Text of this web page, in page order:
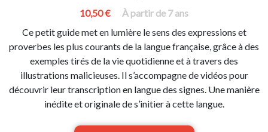
10,50 €
À partir de 7 ans
Ce petit guide met en lumière le sens des expressions et
proverbes les plus courants de la langue française, grâce à des
exemples tirés de la vie quotidienne et à travers des
illustrations malicieuses. Il s’accompagne de vidéos pour
découvrir leur transcription en langue des signes. Une manière
inédite et originale de s’initier à cette langue.